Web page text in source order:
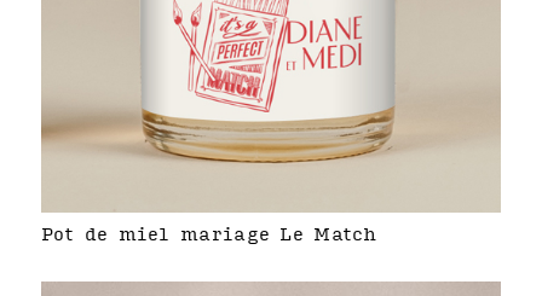
Pot de miel mariage Le Match